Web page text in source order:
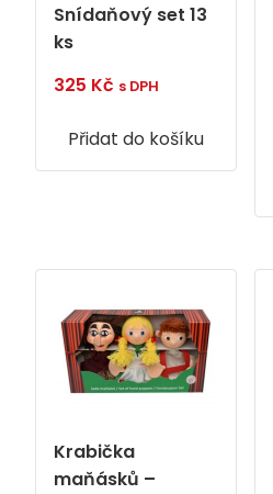
Snídaňový set 13
ks
325 Kč s DPH
Přidat do košíku
Krabička
maňásků –